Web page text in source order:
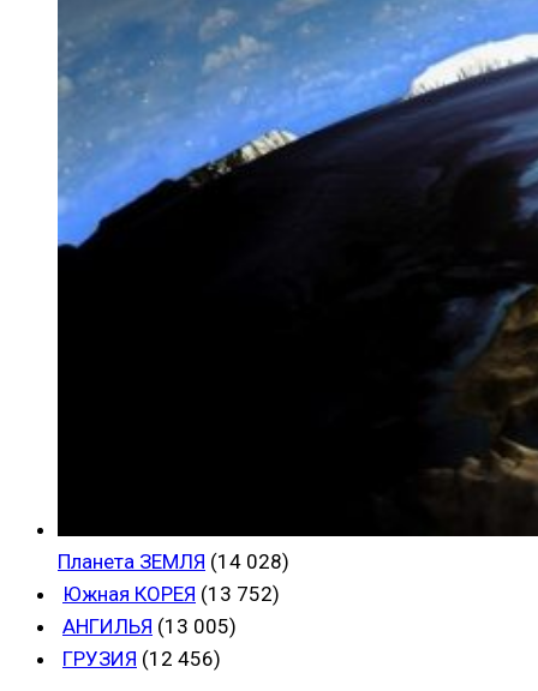
Планета ЗЕМЛЯ (14 028)
Южная КОРЕЯ (13 752)
АНГИЛЬЯ (13 005)
ГРУЗИЯ (12 456)